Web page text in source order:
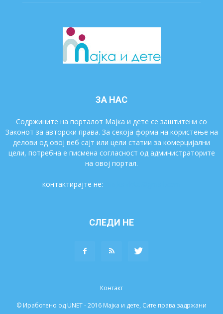
ЗА НАС
Содржините на порталот Мајка и дете се заштитени со
Законот за авторски права. За секоја форма на користење на
делови од овој веб сајт или цели статии за комерцијални
цели, потребна е писмена согласност од администраторите
на овој портал.
контактирајте не:
СЛЕДИ НЕ
Контакт
© Иработено од UNET - 2016 Мајка и дете, Сите права задржани